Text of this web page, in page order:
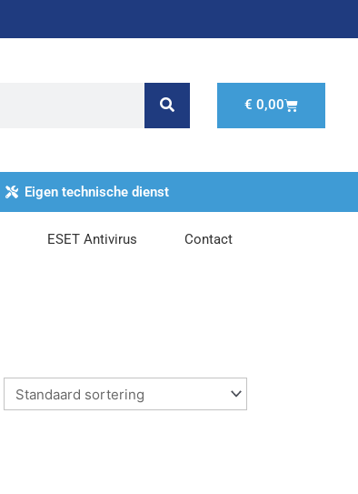
€ 0,00
Eigen technische dienst
ESET Antivirus Contact